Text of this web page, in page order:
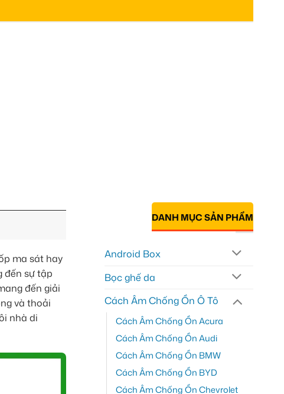
ma sát hay
đến sự tập
đến giải
và thoải
nhà di
DANH MỤC SẢN PHẨM
Android Box
Bọc ghế da
Cách Âm Chống Ồn Ô Tô
Cách Âm Chống Ồn Acura
Cách Âm Chống Ồn Audi
Cách Âm Chống Ồn BMW
Cách Âm Chống Ồn BYD
Cách Âm Chống Ồn Chevrolet